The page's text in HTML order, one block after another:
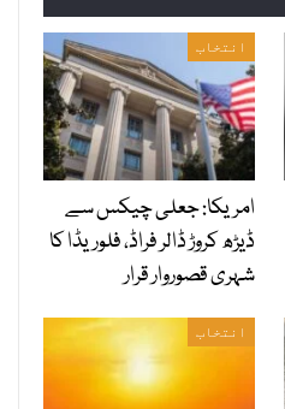
انتخاب
امریکا: جعلی چیکس سے
ڈیڑھ کروڑ ڈالر فراڈ، فلوریڈا کا
شہری قصوروار قرار
انتخاب